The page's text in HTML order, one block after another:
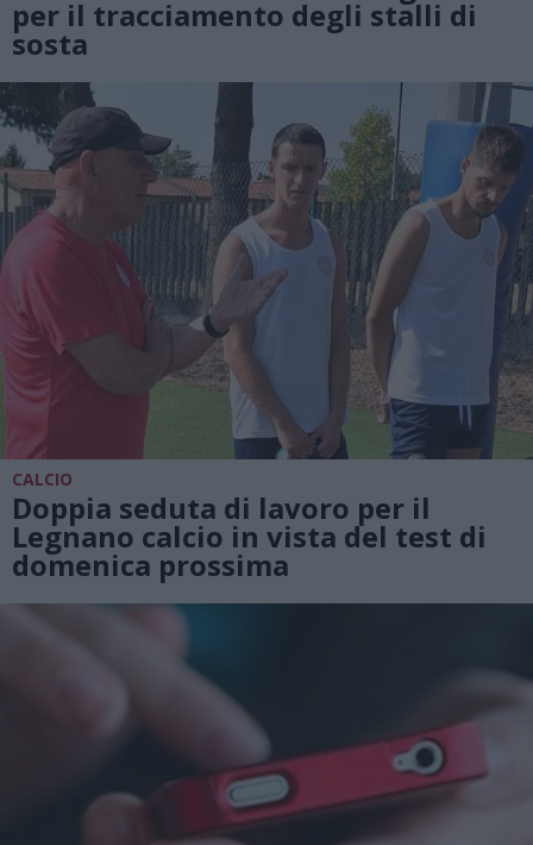
per il tracciamento degli stalli di
sosta
CALCIO
Doppia seduta di lavoro per il
Legnano calcio in vista del test di
domenica prossima